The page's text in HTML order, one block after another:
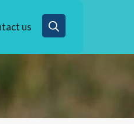
us